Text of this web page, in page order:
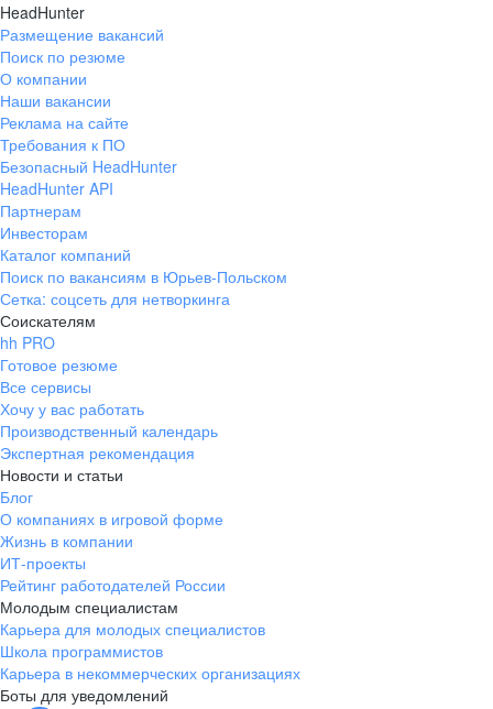
HeadHunter
Размещение вакансий
Поиск по резюме
О компании
Наши вакансии
Реклама на сайте
Требования к ПО
Безопасный HeadHunter
HeadHunter API
Партнерам
Инвесторам
Каталог компаний
Поиск по вакансиям в Юрьев-Польском
Сетка: соцсеть для нетворкинга
Соискателям
hh PRO
Готовое резюме
Все сервисы
Хочу у вас работать
Производственный календарь
Экспертная рекомендация
Новости и статьи
Блог
О компаниях в игровой форме
Жизнь в компании
ИТ-проекты
Рейтинг работодателей России
Молодым специалистам
Карьера для молодых специалистов
Школа программистов
Карьера в некоммерческих организациях
Боты для уведомлений